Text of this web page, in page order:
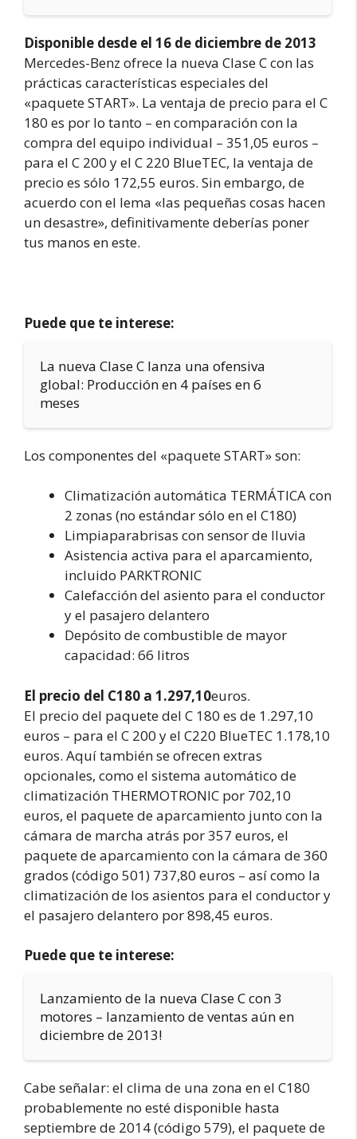
Disponible desde el 16 de diciembre de 2013
Mercedes-Benz ofrece la nueva Clase C con las
prácticas características especiales del
«paquete START». La ventaja de precio para el C
180 es por lo tanto – en comparación con la
compra del equipo individual – 351,05 euros –
para el C 200 y el C 220 BlueTEC, la ventaja de
precio es sólo 172,55 euros. Sin embargo, de
acuerdo con el lema «las pequeñas cosas hacen
un desastre», definitivamente deberías poner
tus manos en este.
Puede que te interese:
La nueva Clase C lanza una ofensiva
global: Producción en 4 países en 6
meses
Los componentes del «paquete START» son:
Climatización automática TERMÁTICA con
2 zonas (no estándar sólo en el C180)
Limpiaparabrisas con sensor de lluvia
Asistencia activa para el aparcamiento,
incluido PARKTRONIC
Calefacción del asiento para el conductor
y el pasajero delantero
Depósito de combustible de mayor
capacidad: 66 litros
El precio del C180 a 1.297,10euros.
El precio del paquete del C 180 es de 1.297,10
euros – para el C 200 y el C220 BlueTEC 1.178,10
euros. Aquí también se ofrecen extras
opcionales, como el sistema automático de
climatización THERMOTRONIC por 702,10
euros, el paquete de aparcamiento junto con la
cámara de marcha atrás por 357 euros, el
paquete de aparcamiento con la cámara de 360
grados (código 501) 737,80 euros – así como la
climatización de los asientos para el conductor y
el pasajero delantero por 898,45 euros.
Puede que te interese:
Lanzamiento de la nueva Clase C con 3
motores – lanzamiento de ventas aún en
diciembre de 2013!
Cabe señalar: el clima de una zona en el C180
probablemente no esté disponible hasta
septiembre de 2014 (código 579), el paquete de